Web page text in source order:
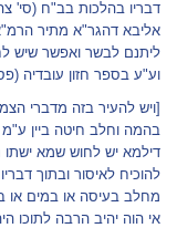
דבריו בהלכות בב"ח (סי'
אליבא דהגר"א מתיר
ליתנם לבשר ואפשר שיש
וע"ע בספר חזון עובדיה
[ויש להעיר בזה מדברי
בהמה וחלב חיטה ביין
דילמא יש לחוש שמא ישתו
להוכיח לאיסור ובתוך
מחלב בעיסה או במים
אי הוה יהיב הרבה לתוכו